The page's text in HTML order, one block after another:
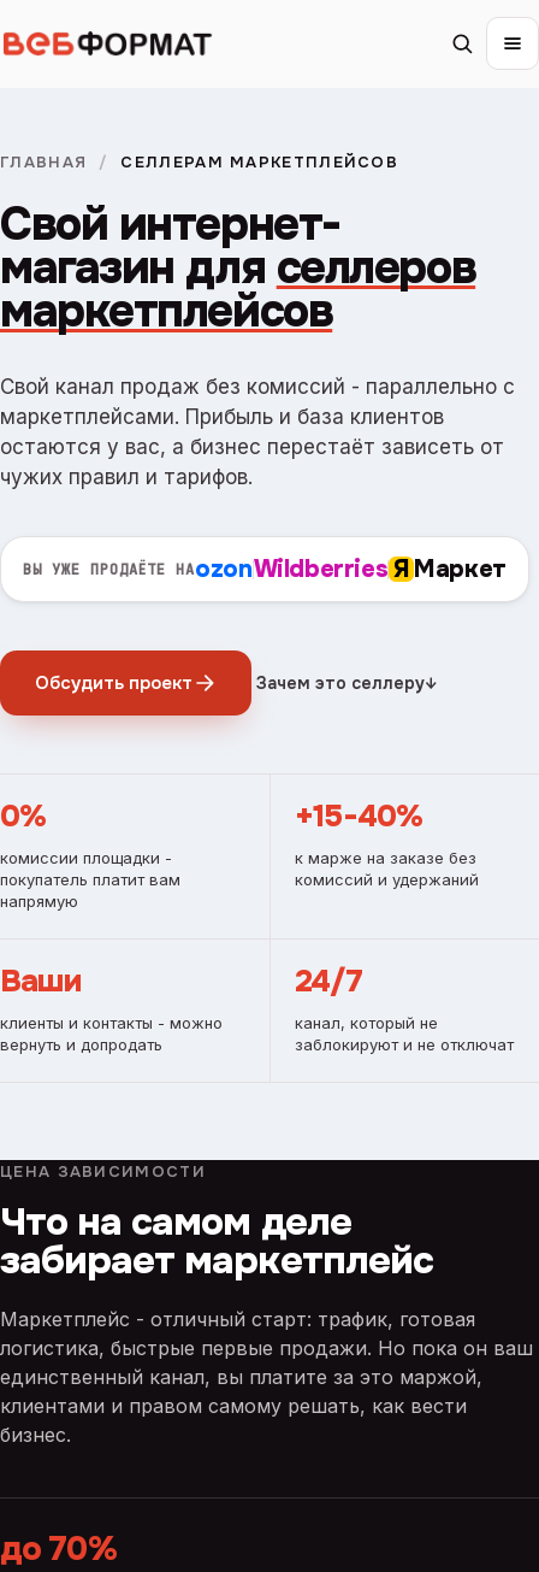
ГЛАВНАЯ / СЕЛЛЕРАМ МАРКЕТПЛЕЙСОВ
Свой интернет-
магазин для селлеров
маркетплейсов
Свой канал продаж без комиссий - параллельно с
маркетплейсами. Прибыль и база клиентов
остаются у вас, а бизнес перестаёт зависеть от
чужих правил и тарифов.
ВЫ УЖЕ ПРОДАЁТЕ НАozonWildberriesЯ Маркет
Обсудить проект Зачем это селлеру↓
0%
комиссии площадки -
покупатель платит вам
напрямую
+15-40%
к марже на заказе без
комиссий и удержаний
Ваши
клиенты и контакты - можно
вернуть и допродать
24/7
канал, который не
заблокируют и не отключат
ЦЕНА ЗАВИСИМОСТИ
Что на самом деле
забирает маркетплейс
Маркетплейс - отличный старт: трафик, готовая
логистика, быстрые первые продажи. Но пока он ваш
единственный канал, вы платите за это маржой,
клиентами и правом самому решать, как вести
бизнес.
до 70%